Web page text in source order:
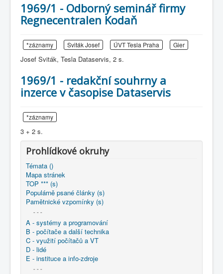
1969/1 - Odborný seminář firmy
Regnecentralen Kodaň
*záznamy Sviták Josef ÚVT Tesla Praha Gier
Josef Sviták, Tesla Dataservis, 2 s.
1969/1 - redakční souhrny a
inzerce v časopise Dataservis
*záznamy
3 + 2 s.
Prohlídkové okruhy
Témata ()
Mapa stránek
TOP *** (s)
Populárně psané články (s)
Pamětnické vzpomínky (s)
- - -
A - systémy a programování
B - počítače a další technika
C - využití počítačů a VT
D - lidé
E - instituce a info-zdroje
- - -